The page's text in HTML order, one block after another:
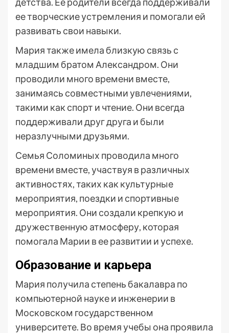
ее творческие устремления и помогали ей
развивать свои навыки.
Мария также имела близкую связь с
младшим братом Александром. Они
проводили много времени вместе,
занимаясь совместными увлечениями,
такими как спорт и чтение. Они всегда
поддерживали друг друга и были
неразлучными друзьями.
Семья Соломиных проводила много
времени вместе, участвуя в различных
активностях, таких как культурные
мероприятия, поездки и спортивные
мероприятия. Они создали крепкую и
дружественную атмосферу, которая
помогала Марии в ее развитии и успехе.
Образование и карьера
Мария получила степень бакалавра по
компьютерной науке и инженерии в
Московском государственном
университете. Во время учебы она проявила